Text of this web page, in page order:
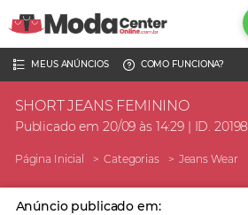
MEUS ANÚNCIOS
COMO FUNCIONA?
SHORT JEANS FEMININO
Publicado em 20/09 às 14:29 | ID. 20198
Página Inicial Categorias Jeans Wear
Anúncio publicado em: